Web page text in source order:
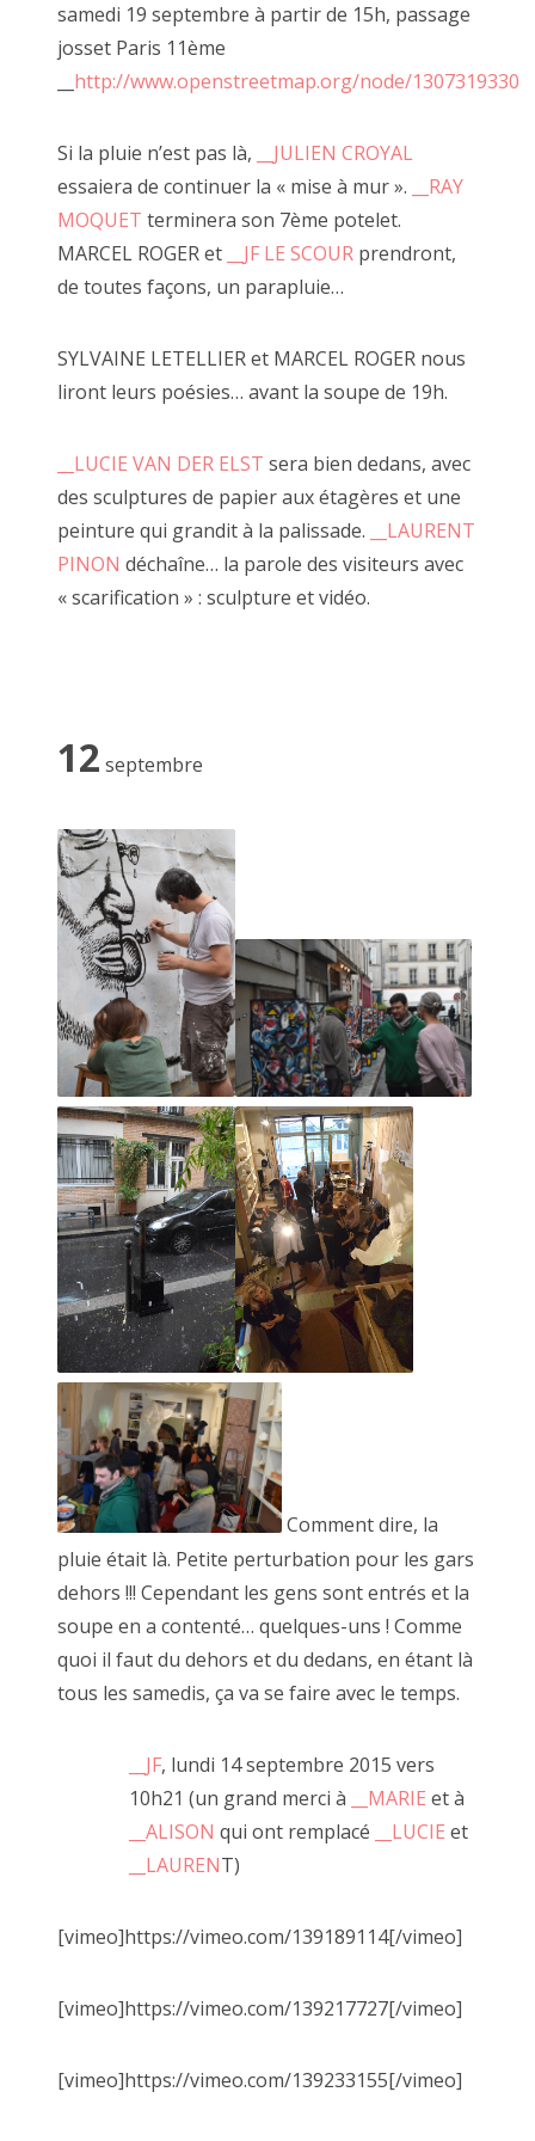
2015 novembre
2015 août
2015 juillet
2015 avril
2015 février
2015 janvier
2014 décembre
samedi 19 septembre à partir de 15h, passage
josset Paris 11ème
http://www.openstreetmap.org/node/1307319330
Si la pluie n’est pas là,
__JULIEN CROYAL
essaiera de continuer la « mise à mur ».
__RAY
MOQUET terminera son 7ème potelet.
MARCEL ROGER et
__JF LE SCOUR prendront,
de toutes façons, un parapluie…
SYLVAINE LETELLIER et MARCEL ROGER nous
liront leurs poésies… avant la soupe de 19h.
__LUCIE VAN DER ELST sera bien dedans, avec
des sculptures de papier aux étagères et une
peinture qui grandit à la palissade.
__LAURENT
PINON déchaîne… la parole des visiteurs avec
« scarification » : sculpture et vidéo.
12 septembre
Comment dire, la
pluie était là. Petite perturbation pour les gars
dehors !!! Cependant les gens sont entrés et la
soupe en a contenté… quelques-uns ! Comme
quoi il faut du dehors et du dedans, en étant là
tous les samedis, ça va se faire avec le temps.
__JF, lundi 14 septembre 2015 vers
10h21 (un grand merci à
__MARIE et à
__ALISON qui ont remplacé __LUCIE et
__LAURENT)
[vimeo]https://vimeo.com/139189114[/vimeo]
[vimeo]https://vimeo.com/139217727[/vimeo]
[vimeo]https://vimeo.com/139233155[/vimeo]
Jf ne manque pas d'imagination pour vous faire FAIRE.
Toutes ces expériences, jeux et performances n'ont qu'un
seul but :
vous inviter à tirer ce fil rouge de l'obsession pour vous
émerveiller au jeu de la création.
en tout genre chaque samedi.
Une fois le corps engagé vous pouvez admirer des
œuvres de faiseurs comme l'Ours de Juan, « __la
Désarmée Espagnole
» , les __tableaux de Marcel
carnets de poèmes ou ses performances de claquettes.
Tous se réunissent pour FAIRE OU PAS.
2 mai 2015, MARCEL ROGER et JF Le Scour
la Désarmée Espagnole, JUAN CRUZ IBANEZ 2022